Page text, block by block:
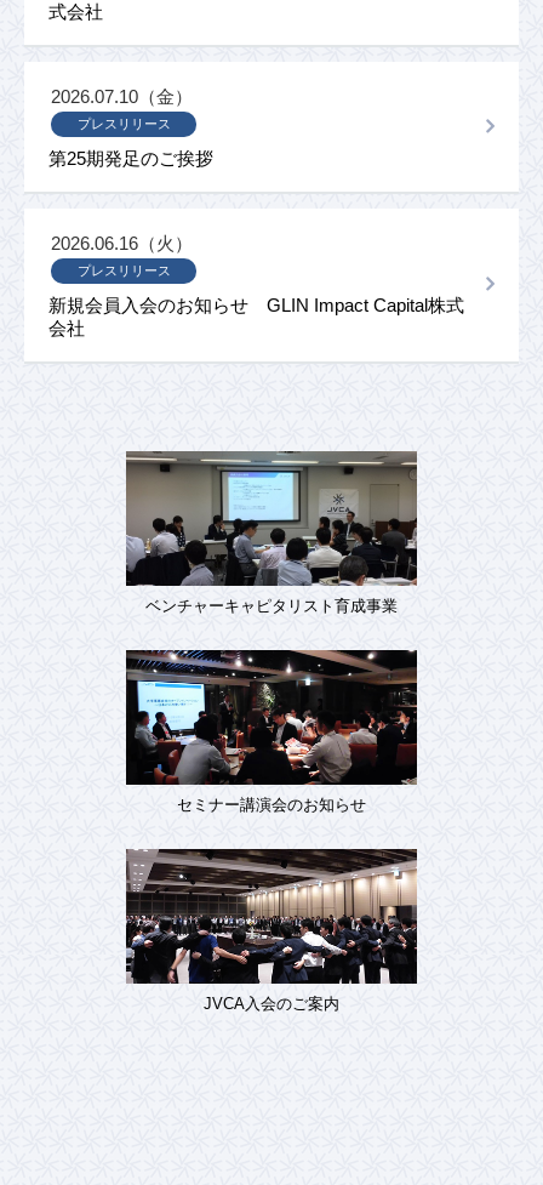
式会社
第25期発足のご挨拶
プレスリリース
2026.07.10（金）
新規会員入会のお知らせ GLIN Impact Capital株式
会社
プレスリリース
2026.06.16（火）
ベンチャーキャピタリスト育成事業
セミナー講演会のお知らせ
JVCA入会のご案内